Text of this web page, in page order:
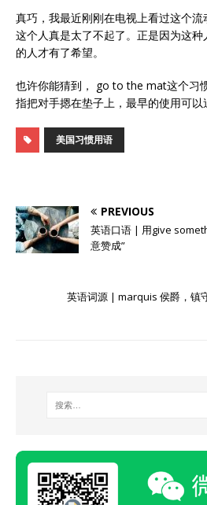
真巧，我最近刚刚在电视上看过这个流
这个人真是太了不起了。正是因为这
的人才有了希望。
也许你能猜到， go to the mat这个习
指把对手摁在垫子上，最早的使用可以
美国习惯用语
PREVIOUS
英语口语 | 用give
意赞成”
英语词源 | marquis 侯爵，镇